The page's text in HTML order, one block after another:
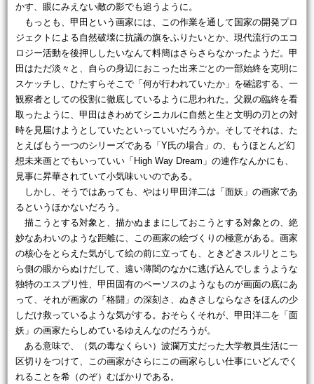
かす、眼にみえない敵の影でも追うように。
もっとも、甲田という画家には、この作業を通して国家の開発プロ
ジェクトによる自然破壊に抗議の旗をふりたいとか、現代流行のエコ
ロジー活動を後押ししたいなんて料簡はさらさらなかったようだ。甲
田はただ淡々と、自らの身辺におこった出来ごとの一部始終を克明に
スケッチし、ひたすらそこで「何が行われていたか」を確認する、一
観察者としての役割に徹底しているように思われた。父親の臨終を看
取ったように、甲田はきわめてシニカルに自然と生と文明の刃との対
時を見届けようとしていたといっていいだろうか。そしてそれは、た
とえばもう一つのシリーズである「Y氏の場合」の、もうほとんど幻
想未来画とでもいっていい「High Way Dream」の連作なんかにも、
見事に昇華されていて小気味いいのである。
しかし、そうではあっても、やはり甲田洋二は「面妖」の画家であ
るというほかないだろう。
描こうとする対象と、描かぬままにしておこうとする対象との、絶
妙なあわいのような距離に、この画家の絵づくりの極意がある。画家
の核心をとらえた気がして絵の前に立っても、ときどきスルリとこち
ら側の眼からぬけだして、遠い薄闇のなかに逃げ込んでしまうような
独特のエスプリ性、甲田固有のペーソスのようなものが画面の底にあ
って、それが画家の「格闘」の深刻さ、ぬきさしならなさをほんの少
しだけ救っているような気がする。おそらくそれが、甲田洋二を「面
妖」の画家たらしめているゆえんなのだろうが。
ある意味で、（気の毒なくらい）波瀾万丈だった大学教員生活に一
区切りをつけて、この画家がさらにこの画家らしい仕事にいどんでく
れることを希（のぞ）むばかりである。